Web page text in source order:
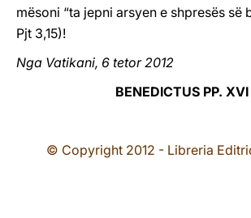
mësoni “ta jepni arsyen e shpresës së
Pjt 3,15)!
Nga Vatikani, 6 tetor 2012
BENEDICTUS PP. XVI
© Copyright 2012 - Libreria